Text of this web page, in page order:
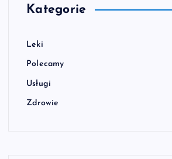
Kategorie
Leki
Polecamy
Usługi
Zdrowie